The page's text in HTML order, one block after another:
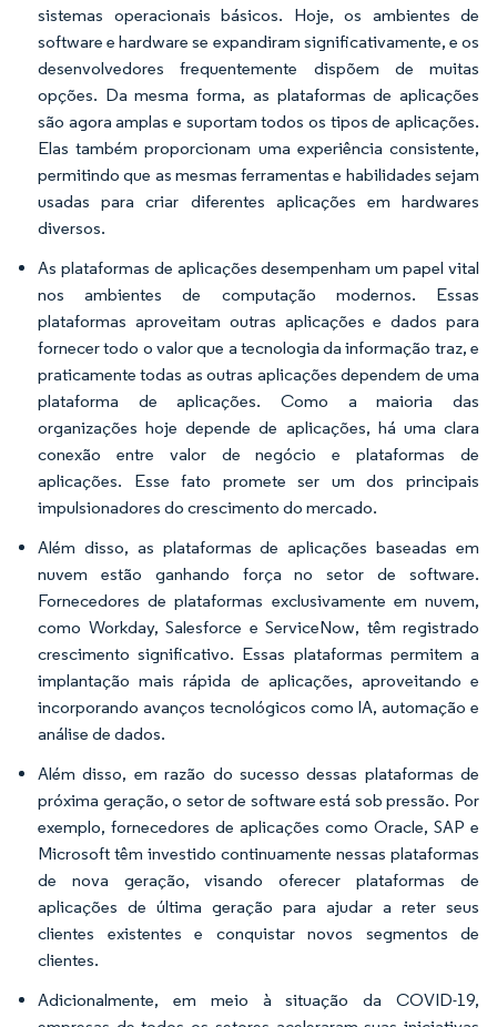
sistemas operacionais básicos. Hoje, os ambientes de
software e hardware se expandiram significativamente, e os
desenvolvedores frequentemente dispõem de muitas
opções. Da mesma forma, as plataformas de aplicações
são agora amplas e suportam todos os tipos de aplicações.
Elas também proporcionam uma experiência consistente,
permitindo que as mesmas ferramentas e habilidades sejam
usadas para criar diferentes aplicações em hardwares
diversos.
As plataformas de aplicações desempenham um papel vital
nos ambientes de computação modernos. Essas
plataformas aproveitam outras aplicações e dados para
fornecer todo o valor que a tecnologia da informação traz, e
praticamente todas as outras aplicações dependem de uma
plataforma de aplicações. Como a maioria das
organizações hoje depende de aplicações, há uma clara
conexão entre valor de negócio e plataformas de
aplicações. Esse fato promete ser um dos principais
impulsionadores do crescimento do mercado.
Além disso, as plataformas de aplicações baseadas em
nuvem estão ganhando força no setor de software.
Fornecedores de plataformas exclusivamente em nuvem,
como Workday, Salesforce e ServiceNow, têm registrado
crescimento significativo. Essas plataformas permitem a
implantação mais rápida de aplicações, aproveitando e
incorporando avanços tecnológicos como IA, automação e
análise de dados.
Além disso, em razão do sucesso dessas plataformas de
próxima geração, o setor de software está sob pressão. Por
exemplo, fornecedores de aplicações como Oracle, SAP e
Microsoft têm investido continuamente nessas plataformas
de nova geração, visando oferecer plataformas de
aplicações de última geração para ajudar a reter seus
clientes existentes e conquistar novos segmentos de
clientes.
Adicionalmente, em meio à situação da COVID-19,